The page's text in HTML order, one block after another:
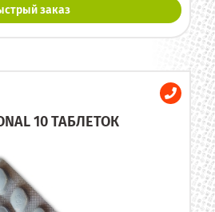
заказ
10 ТАБЛЕТОК